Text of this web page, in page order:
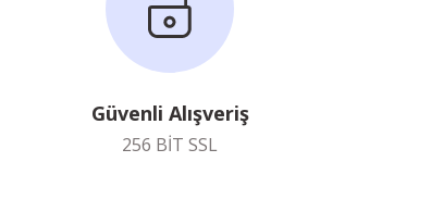
Güvenli Alışveriş
256 BİT SSL